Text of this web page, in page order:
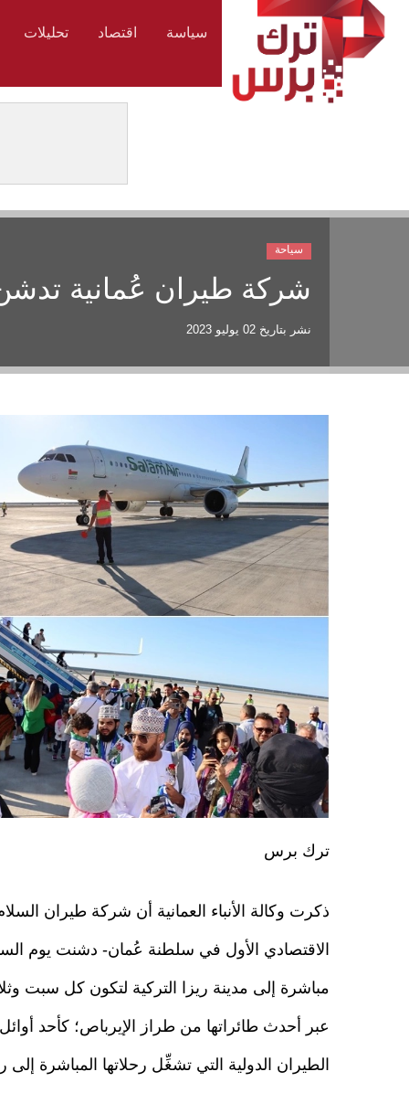
سياسة اقتصاد تحليلات
شركة طيران عُمانية
نشر بتاريخ 02 يوليو 2023
سياحة
ترك برس
ذكرت وكالة الأنباء العمانية أن شركة طيران
الاقتصادي الأول في سلطنة عُمان- دشنت يوم
مباشرة إلى مدينة ريزا التركية لتكون كل سبت
عبر أحدث طائراتها من طراز الإيرباص؛ كأحد
الطيران الدولية التي تشغِّل رحلاتها المباشرة إلى